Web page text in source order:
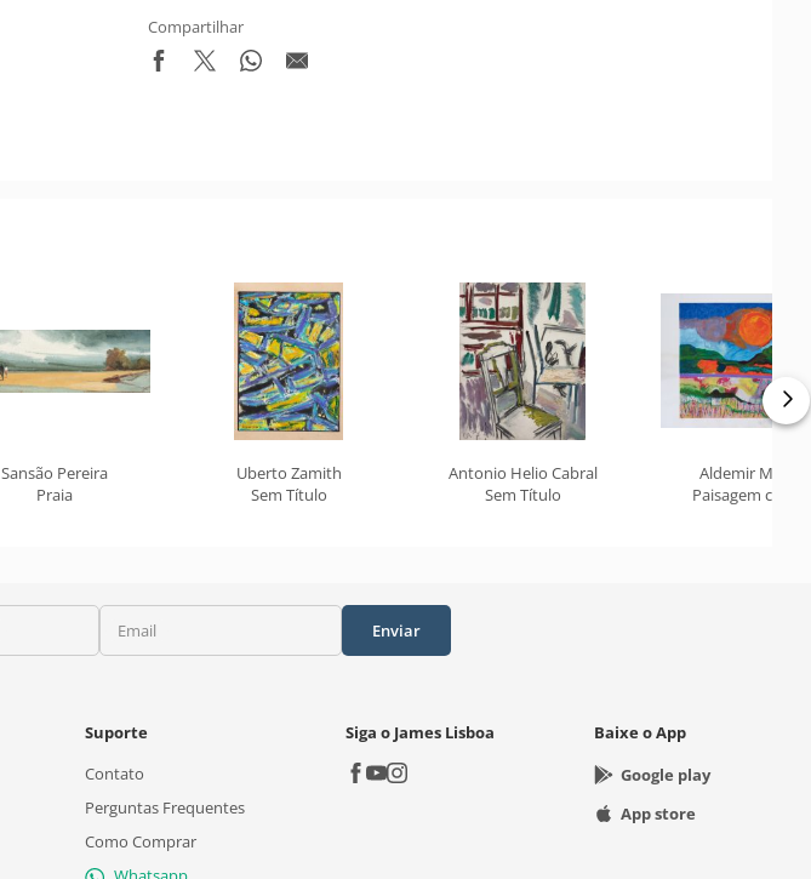
Compartilhar
Sansão Pereira
Praia
Uberto Zamith
Sem Título
Antonio Helio Cabral
Sem Título
Aldemir
Paisagem com
Email Enviar
Suporte
Contato
Perguntas Frequentes
Como Comprar
Siga o James Lisboa
Baixe o App
Google play
App store